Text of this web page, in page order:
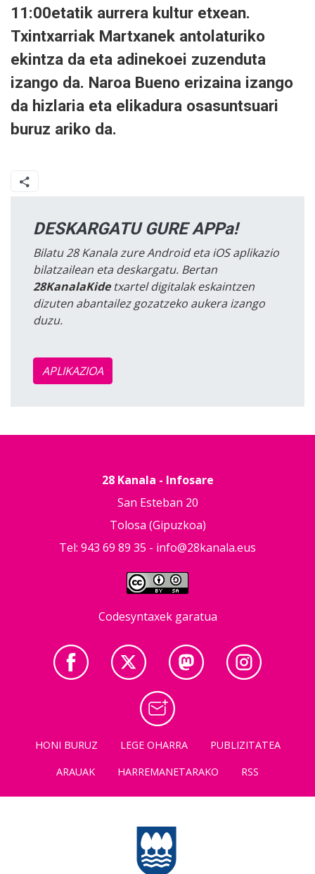
11:00etatik aurrera kultur etxean.
Txintxarriak Martxanek antolaturiko
ekintza da eta adinekoei zuzenduta
izango da. Naroa Bueno erizaina izango
da hizlaria eta elikadura osasuntsuari
buruz ariko da.
DESKARGATU GURE APPa!
Bilatu 28 Kanala zure Android eta iOS aplikazio
bilatzailean eta deskargatu. Bertan
28KanalaKidetxartel digitalak eskaintzen
dizuten abantailez gozatzeko aukera izango
duzu.
APLIKAZIOA
28 Kanala - Infosare
San Esteban 20
Tolosa (Gipuzkoa)
Tel: 943 69 89 35 - info@28kanala.eus
Codesyntaxek garatua
HONI BURUZ LEGE OHARRA
PUBLIZITATEA
ARAUAK
HARREMANETARAKO RSS